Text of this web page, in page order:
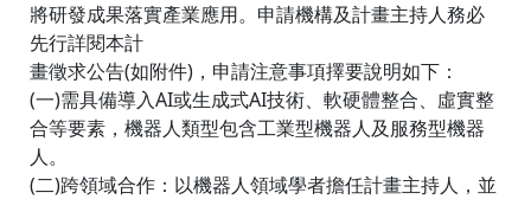
將研發成果落實產業應用。申請機構及計畫主持人務必
先行詳閱本計
畫徵求公告(如附件)，申請注意事項擇要說明如下：
(一)需具備導入AI或生成式AI技術、軟硬體整合、虛實整
合等要素，機器人類型包含工業型機器人及服務型機器
人。
(二)跨領域合作：以機器人領域學者擔任計畫主持人，並